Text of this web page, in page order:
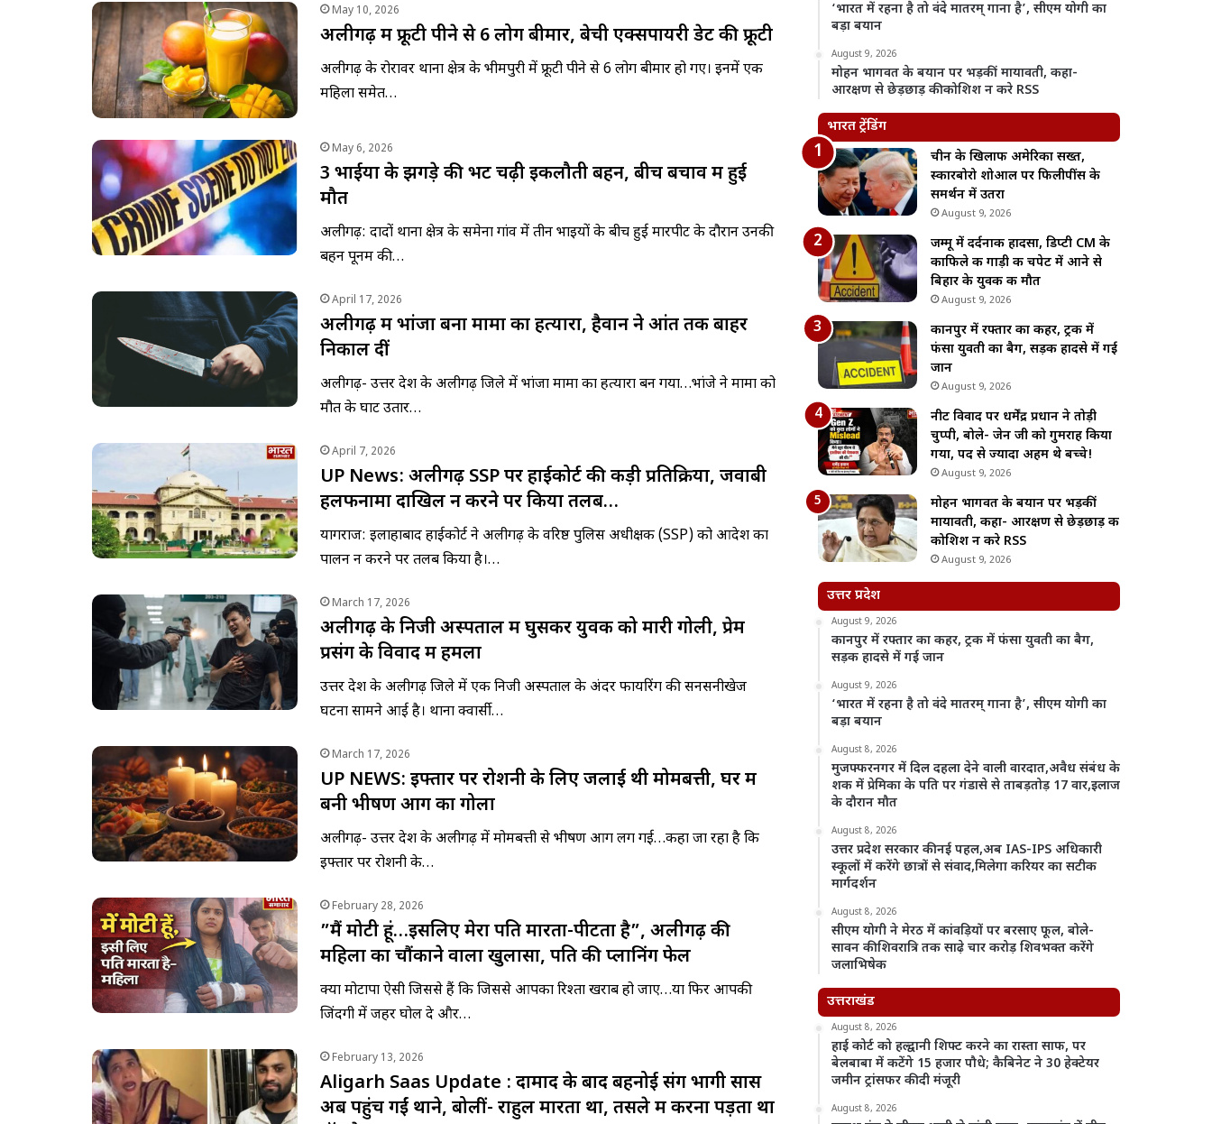
May 10, 2026
अलीगढ़ में फ्रूटी पीने से 6 लोग बीमार, बेची एक्सपायरी डेट की फ्रूटी
अलीगढ़ के रोरावर थाना क्षेत्र के भीमपुरी में फ्रूटी पीने से 6 लोग बीमार हो गए। इनमें एक
महिला समेत…
May 6, 2026
3 भाईयों के झगड़े की भेंट चढ़ी इकलौती बहन, बीच बचाव में हुई
मौत
अलीगढ़: दादों थाना क्षेत्र के समेना गांव में तीन भाइयों के बीच हुई मारपीट के दौरान उनकी
बहन पूनम की…
April 17, 2026
अलीगढ़ में भांजा बना मामा का हत्यारा, हैवान ने आंतें तक बाहर
निकाल दीं
अलीगढ़- उत्तर प्रदेश के अलीगढ़ जिले में भांजा मामा का हत्यारा बन गया…भांजे ने मामा को
मौत के घाट उतार…
April 7, 2026
UP News: अलीगढ़ SSP पर हाईकोर्ट की कड़ी प्रतिक्रिया, जवाबी
हलफनामा दाखिल न करने पर किया तलब…
प्रयागराज: इलाहाबाद हाईकोर्ट ने अलीगढ़ के वरिष्ठ पुलिस अधीक्षक (SSP) को आदेश का
पालन न करने पर तलब किया है।…
March 17, 2026
अलीगढ़ के निजी अस्पताल में घुसकर युवक को मारी गोली, प्रेम
प्रसंग के विवाद में हमला
उत्तर प्रदेश के अलीगढ़ जिले में एक निजी अस्पताल के अंदर फायरिंग की सनसनीखेज
घटना सामने आई है। थाना क्वार्सी…
March 17, 2026
UP NEWS: इफ्तार पर रोशनी के लिए जलाई थी मोमबत्ती, घर में
बनी भीषण आग का गोला
अलीगढ़- उत्तर प्रदेश के अलीगढ़ में मोमबत्ती से भीषण आग लग गई…कहा जा रहा है कि
इफ्तार पर रोशनी के…
February 28, 2026
”मैं मोटी हूं…इसलिए मेरा पति मारता-पीटता है”, अलीगढ़ की
महिला का चौंकाने वाला खुलासा, पति की प्लानिंग फेल
क्या मोटापा ऐसी जिससे हैं कि जिससे आपका रिश्ता खराब हो जाए…या फिर आपकी
जिंदगी में जहर घोल दे और…
February 13, 2026
Aligarh Saas Update : दामाद के बाद बहनोई संग भागी सास
अब पहुंच गईं थाने, बोलीं- राहुल मारता था, तसले में करना पड़ता था
‘भारत में रहना है तो वंदे मातरम् गाना है’, सीएम योगी का
बड़ा बयान
August 9, 2026
मोहन भागवत के बयान पर भड़कीं मायावती, कहा-
आरक्षण से छेड़छाड़ की कोशिश न करे RSS
भारत ट्रेंडिंग
चीन के खिलाफ अमेरिका सख्त,
स्कारबोरो शोआल पर फिलीपींस के
समर्थन में उतरा
August 9, 2026
जम्मू में दर्दनाक हादसा, डिप्टी CM के
काफिले की गाड़ी की चपेट में आने से
बिहार के युवक की मौत
August 9, 2026
कानपुर में रफ्तार का कहर, ट्रक में
फंसा युवती का बैग, सड़क हादसे में गई
जान
August 9, 2026
नीट विवाद पर धर्मेंद्र प्रधान ने तोड़ी
चुप्पी, बोले- जेन जी को गुमराह किया
गया, पद से ज्यादा अहम थे बच्चे!
August 9, 2026
मोहन भागवत के बयान पर भड़कीं
मायावती, कहा- आरक्षण से छेड़छाड़ की
कोशिश न करे RSS
August 9, 2026
उत्तर प्रदेश
August 9, 2026
कानपुर में रफ्तार का कहर, ट्रक में फंसा युवती का बैग,
सड़क हादसे में गई जान
August 9, 2026
‘भारत में रहना है तो वंदे मातरम् गाना है’, सीएम योगी का
बड़ा बयान
August 8, 2026
मुजफ्फरनगर में दिल दहला देने वाली वारदात,अवैध संबंध के
शक में प्रेमिका के पति पर गंडासे से ताबड़तोड़ 17 वार,इलाज
के दौरान मौत
August 8, 2026
उत्तर प्रदेश सरकार की नई पहल,अब IAS-IPS अधिकारी
स्कूलों में करेंगे छात्रों से संवाद,मिलेगा करियर का सटीक
मार्गदर्शन
August 8, 2026
सीएम योगी ने मेरठ में कांवड़ियों पर बरसाए फूल, बोले-
सावन की शिवरात्रि तक साढ़े चार करोड़ शिवभक्त करेंगे
जलाभिषेक
उत्तराखंड
August 8, 2026
हाई कोर्ट को हल्द्वानी शिफ्ट करने का रास्ता साफ, पर
बेलबाबा में कटेंगे 15 हजार पौधे; कैबिनेट ने 30 हेक्टेयर
जमीन ट्रांसफर की दी मंजूरी
August 8, 2026